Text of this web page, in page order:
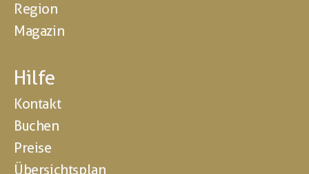
Region
Magazin
Hilfe
Kontakt
Buchen
Preise
Übersichtsplan